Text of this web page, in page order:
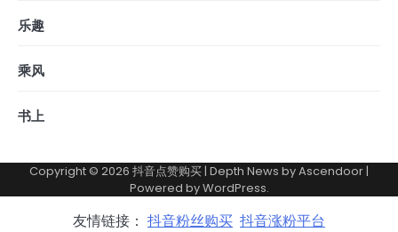
乐趣
乘风
书上
Copyright © 2026 抖音点赞购买| Depth News byAscendoor|
Powered byWordPress.
友情链接： 抖音粉丝购买 抖音涨粉平台